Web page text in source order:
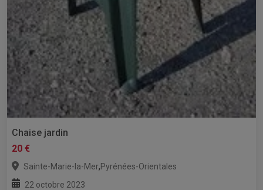
Chaise jardin
20 €
Sainte-Marie-la-Mer,Pyrénées-Orientales
22 octobre 2023